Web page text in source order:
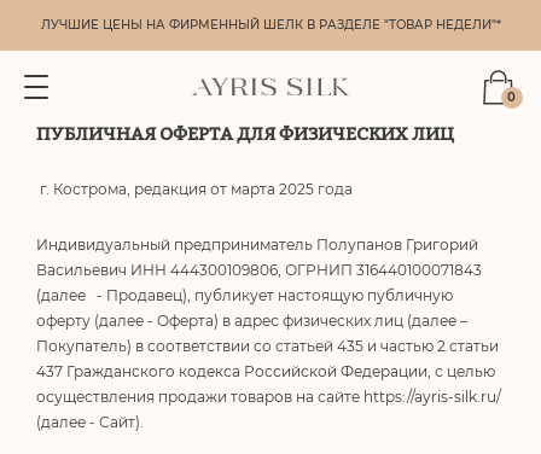
ЛУЧШИЕ ЦЕНЫ НА ФИРМЕННЫЙ ШЕЛК В РАЗДЕЛЕ "ТОВАР НЕДЕЛИ"*
0
ПУБЛИЧНАЯ ОФЕРТА ДЛЯ ФИЗИЧЕСКИХ ЛИЦ
г. Кострома, редакция от марта 2025 года
Индивидуальный предприниматель Полупанов Григорий
Васильевич ИНН 444300109806, ОГРНИП 316440100071843
(далее - Продавец), публикует настоящую публичную
оферту (далее - Оферта) в адрес физических лиц (далее –
Покупатель) в соответствии со статьей 435 и частью 2 статьи
437 Гражданского кодекса Российской Федерации, с целью
осуществления продажи товаров на сайте https://ayris-silk.ru/
(далее - Сайт).